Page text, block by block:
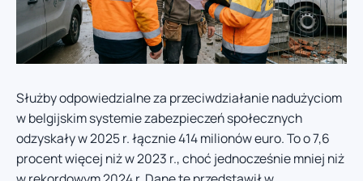
Służby odpowiedzialne za przeciwdziałanie nadużyciom
w belgijskim systemie zabezpieczeń społecznych
odzyskały w 2025 r. łącznie 414 milionów euro. To o 7,6
procent więcej niż w 2023 r., choć jednocześnie mniej niż